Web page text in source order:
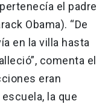
el padre
Obama). “De
en la villa hasta
comenta el
eran
la que